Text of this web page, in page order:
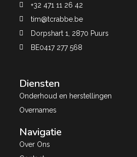
+32 471 11 26 42
tim@tcrabbe.be
Dorpshart 1, 2870 Puurs
BE0417 277 568
Diensten
Onderhoud en herstellingen
Overnames
Navigatie
Over Ons